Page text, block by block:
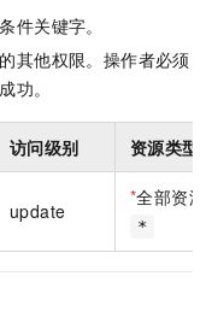
件关键字。
其他权限。操作者必须
功。
访问级别 资源类型
update
*全部资源
*